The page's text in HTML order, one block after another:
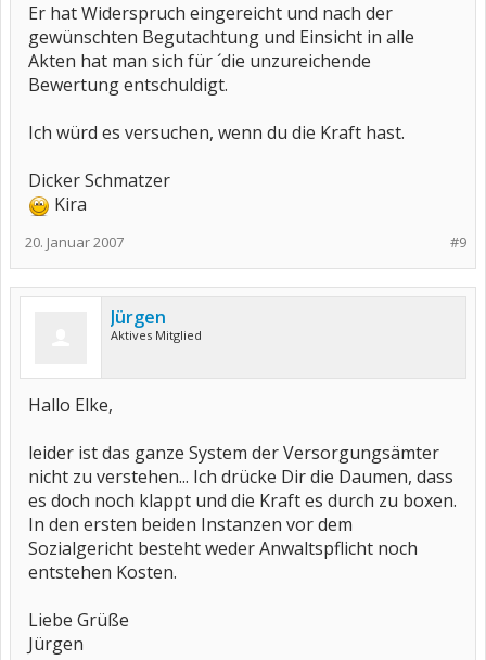
Er hat Widerspruch eingereicht und nach der
gewünschten Begutachtung und Einsicht in alle
Akten hat man sich für ´die unzureichende
Bewertung entschuldigt.
Ich würd es versuchen, wenn du die Kraft hast.
Dicker Schmatzer
Kira
#9
20. Januar 2007
Jürgen
Aktives Mitglied
Hallo Elke,
leider ist das ganze System der Versorgungsämter
nicht zu verstehen... Ich drücke Dir die Daumen, dass
es doch noch klappt und die Kraft es durch zu boxen.
In den ersten beiden Instanzen vor dem
Sozialgericht besteht weder Anwaltspflicht noch
entstehen Kosten.
Liebe Grüße
Jürgen